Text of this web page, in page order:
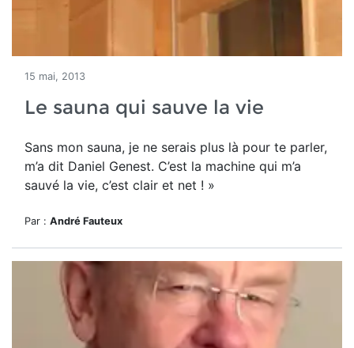
15 mai, 2013
Le sauna qui sauve la vie
Sans mon sauna, je ne serais plus là pour te parler,
m’a dit Daniel Genest. C’est la machine qui m’a
sauvé la vie, c’est clair et net ! »
Par : André Fauteux